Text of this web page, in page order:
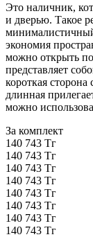
Это наличник,
и дверью. Такое
экономия
можно открыть
представляет
короткая сторона
длинная
можно
За комплект
140 743 Тг
140 743 Тг
140 743 Тг
140 743 Тг
140 743 Тг
140 743 Тг
140 743 Тг
140 743 Тг